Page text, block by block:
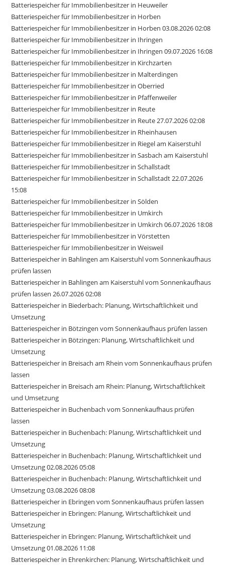
Batteriespeicher für Immobilienbesitzer in Heuweiler
Batteriespeicher für Immobilienbesitzer in Horben
Batteriespeicher für Immobilienbesitzer in Horben 03.08.2026 02:08
Batteriespeicher für Immobilienbesitzer in Ihringen
Batteriespeicher für Immobilienbesitzer in Ihringen 09.07.2026 16:08
Batteriespeicher für Immobilienbesitzer in Kirchzarten
Batteriespeicher für Immobilienbesitzer in Malterdingen
Batteriespeicher für Immobilienbesitzer in Oberried
Batteriespeicher für Immobilienbesitzer in Pfaffenweiler
Batteriespeicher für Immobilienbesitzer in Reute
Batteriespeicher für Immobilienbesitzer in Reute 27.07.2026 02:08
Batteriespeicher für Immobilienbesitzer in Rheinhausen
Batteriespeicher für Immobilienbesitzer in Riegel am Kaiserstuhl
Batteriespeicher für Immobilienbesitzer in Sasbach am Kaiserstuhl
Batteriespeicher für Immobilienbesitzer in Schallstadt
Batteriespeicher für Immobilienbesitzer in Schallstadt 22.07.2026
15:08
Batteriespeicher für Immobilienbesitzer in Sölden
Batteriespeicher für Immobilienbesitzer in Umkirch
Batteriespeicher für Immobilienbesitzer in Umkirch 06.07.2026 18:08
Batteriespeicher für Immobilienbesitzer in Vörstetten
Batteriespeicher für Immobilienbesitzer in Weisweil
Batteriespeicher in Bahlingen am Kaiserstuhl vom Sonnenkaufhaus
prüfen lassen
Batteriespeicher in Bahlingen am Kaiserstuhl vom Sonnenkaufhaus
prüfen lassen 26.07.2026 02:08
Batteriespeicher in Biederbach: Planung, Wirtschaftlichkeit und
Umsetzung
Batteriespeicher in Bötzingen vom Sonnenkaufhaus prüfen lassen
Batteriespeicher in Bötzingen: Planung, Wirtschaftlichkeit und
Umsetzung
Batteriespeicher in Breisach am Rhein vom Sonnenkaufhaus prüfen
lassen
Batteriespeicher in Breisach am Rhein: Planung, Wirtschaftlichkeit
und Umsetzung
Batteriespeicher in Buchenbach vom Sonnenkaufhaus prüfen
lassen
Batteriespeicher in Buchenbach: Planung, Wirtschaftlichkeit und
Umsetzung
Batteriespeicher in Buchenbach: Planung, Wirtschaftlichkeit und
Umsetzung 02.08.2026 05:08
Batteriespeicher in Buchenbach: Planung, Wirtschaftlichkeit und
Umsetzung 03.08.2026 08:08
Batteriespeicher in Ebringen vom Sonnenkaufhaus prüfen lassen
Batteriespeicher in Ebringen: Planung, Wirtschaftlichkeit und
Umsetzung
Batteriespeicher in Ebringen: Planung, Wirtschaftlichkeit und
Umsetzung 01.08.2026 11:08
Batteriespeicher in Ehrenkirchen: Planung, Wirtschaftlichkeit und